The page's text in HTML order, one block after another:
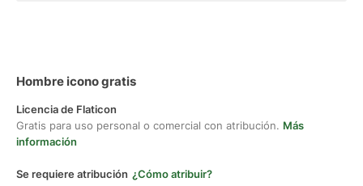
Hombre icono gratis
Licencia de Flaticon
Gratis para uso personal o comercial con atribución. Más
información
Se requiere atribución ¿Cómo atribuir?